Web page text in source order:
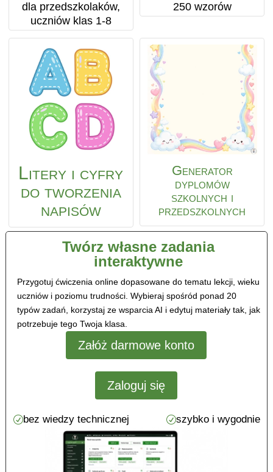
Generator
dyplomów
szkolnych i
przedszkolnych
dla przedszkolaków,
uczniów klas 1-8
250 wzorów
Litery i cyfry
do tworzenia
napisów
Twórz własne zadania
interaktywne
Przygotuj ćwiczenia online dopasowane do tematu lekcji, wieku
uczniów i poziomu trudności. Wybieraj spośród ponad 20
typów zadań, korzystaj ze wsparcia AI i edytuj materiały tak, jak
potrzebuje tego Twoja klasa.
Załóż darmowe konto
Zaloguj się
Rbez wiedzy technicznej Rszybko i wygodnie